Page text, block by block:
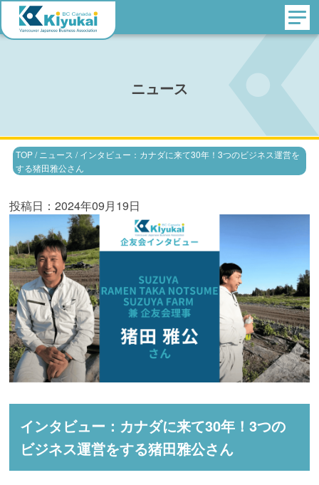
ニュース
TOP/ ニュース /インタビュー：カナダに来て30年！3つのビジネス運営を
する猪田雅公さん
投稿日：2024年09月19日
インタビュー：カナダに来て30年！3つの
ビジネス運営をする猪田雅公さん